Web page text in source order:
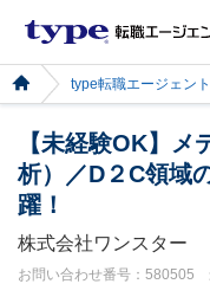
type転職エージェン
【未経験OK】
析）／D２C領域
躍！
株式会社ワンスター
お問い合わせ番号：580505